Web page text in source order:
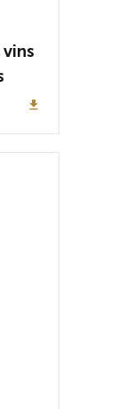
file_download